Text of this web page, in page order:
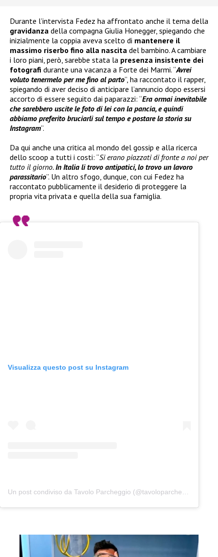
Durante l’intervista Fedez ha affrontato anche il tema della
gravidanza della compagna Giulia Honegger, spiegando che
inizialmente la coppia aveva scelto di mantenere il
massimo riserbo fino alla nascita del bambino. A cambiare
i loro piani, però, sarebbe stata la presenza insistente dei
fotografi durante una vacanza a Forte dei Marmi. “Avrei
voluto tenermelo per me fino al parto”, ha raccontato il rapper,
spiegando di aver deciso di anticipare l’annuncio dopo essersi
accorto di essere seguito dai paparazzi: “Era ormai inevitabile
che sarebbero uscite le foto di lei con la pancia, e quindi
abbiamo preferito bruciarli sul tempo e postare la storia su
Instagram”.
Da qui anche una critica al mondo del gossip e alla ricerca
dello scoop a tutti i costi: “Si erano piazzati di fronte a noi per
tutto il giorno.In Italia li trovo antipatici, lo trovo un lavoro
parassitario”. Un altro sfogo, dunque, con cui Fedez ha
raccontato pubblicamente il desiderio di proteggere la
propria vita privata e quella della sua famiglia.
Visualizza questo post su Instagram